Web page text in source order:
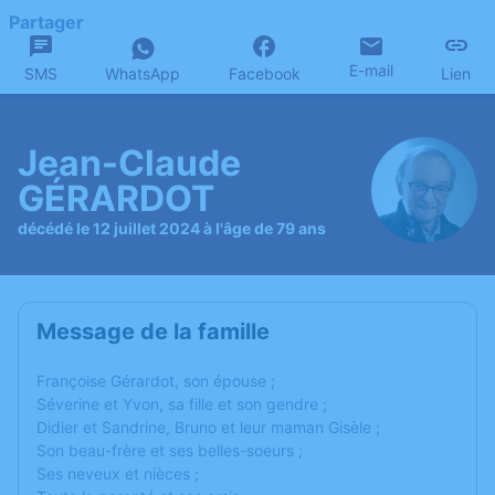
Partager
SMS WhatsApp Facebook E-mail Lien
Jean-Claude
GÉRARDOT
décédé le 12 juillet 2024 à l'âge de 79 ans
Message de la famille
Françoise Gérardot, son épouse ;
Séverine et Yvon, sa fille et son gendre ;
Didier et Sandrine, Bruno et leur maman Gisèle ;
Son beau-frère et ses belles-soeurs ;
Ses neveux et nièces ;